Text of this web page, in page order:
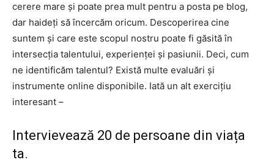
cerere mare și poate prea mult pentru a posta pe blog,
dar haideți să încercăm oricum. Descoperirea cine
suntem și care este scopul nostru poate fi găsită în
intersecția talentului, experienței și pasiunii. Deci, cum
ne identificăm talentul? Există multe evaluări și
instrumente online disponibile. Iată un alt exercițiu
interesant –
Intervievează 20 de persoane din viața
ta.